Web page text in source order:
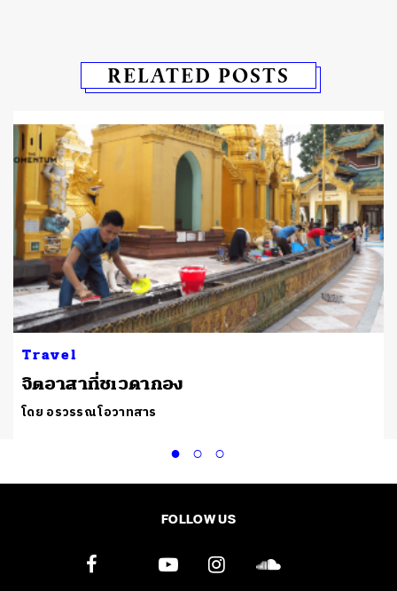
RELATED POSTS
Travel
จิตอาสาที่ชเวดากอง
โดย อรวรรณ โอวาทสาร
FOLLOW US